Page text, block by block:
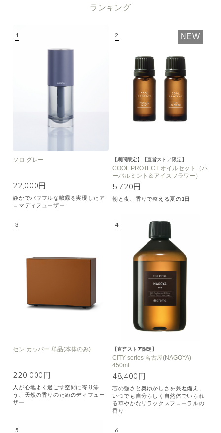
ランキング
ソロ グレー
22,000円
静かでパワフルな噴霧を実現したア
ロマディフューザー
NEW
【期間限定】【直営ストア限定】
COOL PROTECT オイルセット（ハ
ーバルミント＆アイスフラワー）
5,720円
朝と夜、香りで整える夏の1日
セン カッパー 単品(本体のみ)
220,000円
人が心地よく過ごす空間に寄り添
う、天然の香りのためのディフュー
ザー
【直営ストア限定】
CITY series 名古屋(NAGOYA)
450ml
48,400円
芯の強さと奥ゆかしさを兼ね備え、
いつでも自分らしく自然体でいられ
る華やかなリラックスフローラルの
香り